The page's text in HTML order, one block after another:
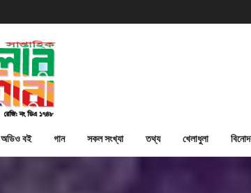
অডিও বই গান সকল সংখ্যা তথ্য খেলাধুলা